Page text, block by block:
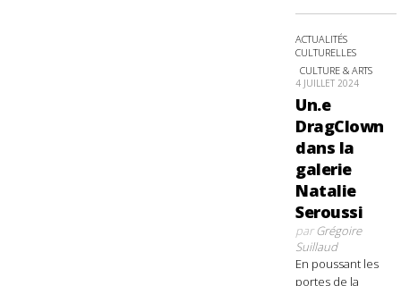
ACTUALITÉS
CULTURELLES
CULTURE & ARTS
4 JUILLET 2024
Un.e
DragClown
dans la
galerie
Natalie
Seroussi
parGrégoire
Suillaud
En poussant les
portes de la